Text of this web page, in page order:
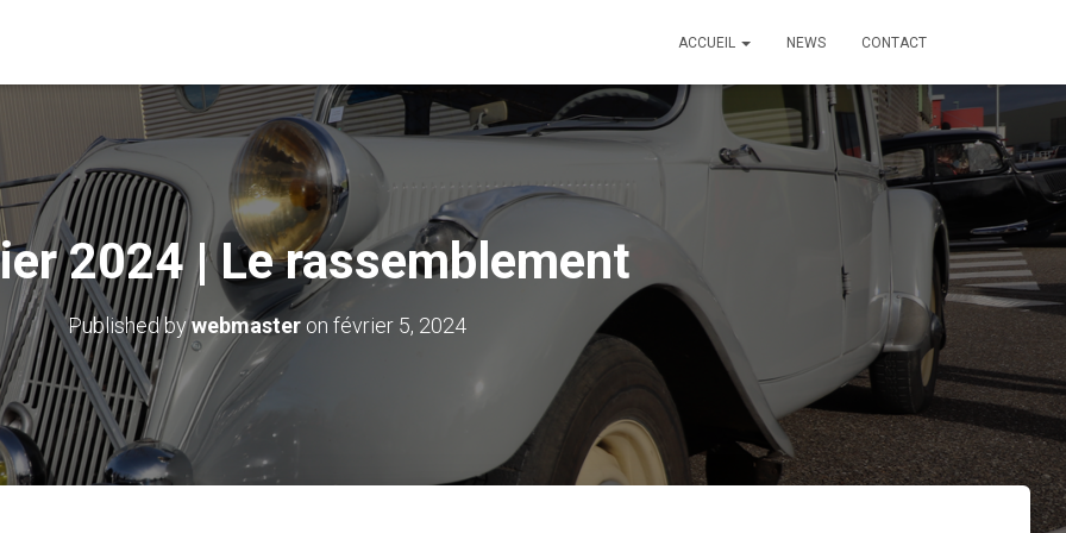
ACCUEIL NEWS CONTACT
2024 | Le rassemblement
Published bywebmasteron février 5, 2024